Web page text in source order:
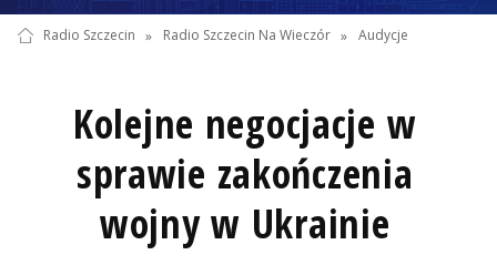
Radio Szczecin » Radio Szczecin Na Wieczór » Audycje
Kolejne negocjacje w
sprawie zakończenia
wojny w Ukrainie